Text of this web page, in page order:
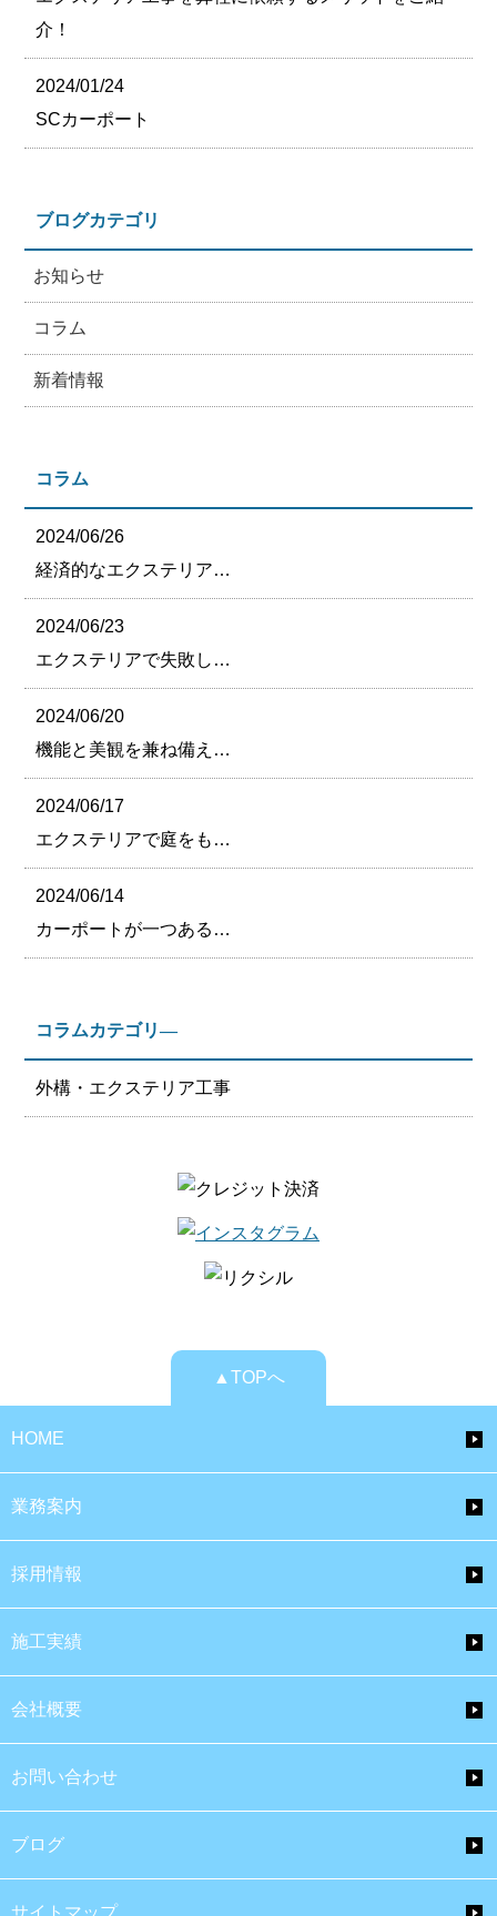
介！
2024/01/24
SCカーポート
ブログカテゴリ
お知らせ
コラム
新着情報
コラム
2024/06/26
経済的なエクステリア…
2024/06/23
エクステリアで失敗し…
2024/06/20
機能と美観を兼ね備え…
2024/06/17
エクステリアで庭をも…
2024/06/14
カーポートが一つある…
コラムカテゴリ―
外構・エクステリア工事
▲TOPへ
HOME
業務案内
採用情報
施工実績
会社概要
お問い合わせ
ブログ
サイトマップ